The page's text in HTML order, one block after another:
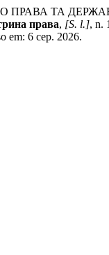
ПРАВА ТА
права, [S. l.], n.
em: 6 сер. 2026.